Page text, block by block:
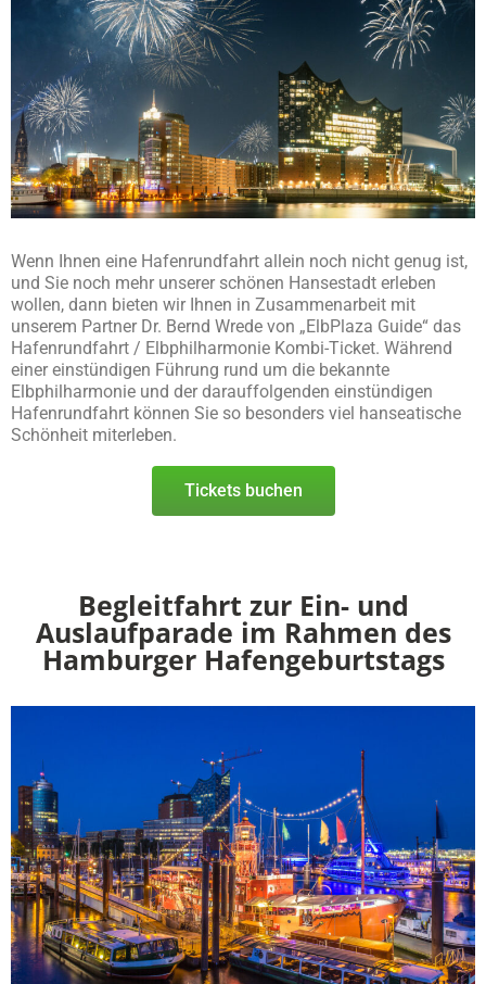
Wenn Ihnen eine Hafenrundfahrt allein noch nicht genug ist,
und Sie noch mehr unserer schönen Hansestadt erleben
wollen, dann bieten wir Ihnen in Zusammenarbeit mit
unserem Partner Dr. Bernd Wrede von „ElbPlaza Guide“ das
Hafenrundfahrt / Elbphilharmonie Kombi-Ticket. Während
einer einstündigen Führung rund um die bekannte
Elbphilharmonie und der darauffolgenden einstündigen
Hafenrundfahrt können Sie so besonders viel hanseatische
Schönheit miterleben.
Tickets buchen
Begleitfahrt zur Ein- und
Auslaufparade im Rahmen des
Hamburger Hafengeburtstags